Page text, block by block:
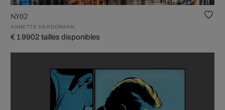
NY02
ANNETTE HERDEMANN
€ 1 9902 tailles disponibles